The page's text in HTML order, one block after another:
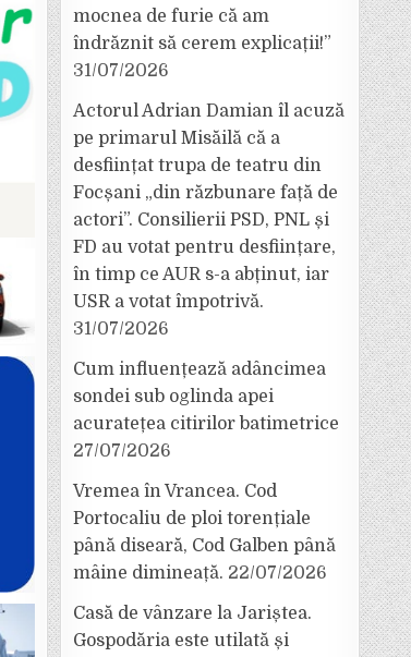
mocnea de furie că am
îndrăznit să cerem explicații!”
31/07/2026
Actorul Adrian Damian îl acuză
pe primarul Misăilă că a
desființat trupa de teatru din
Focșani „din răzbunare față de
actori”. Consilierii PSD, PNL și
FD au votat pentru desființare,
în timp ce AUR s-a abținut, iar
USR a votat împotrivă.
31/07/2026
Cum influențează adâncimea
sondei sub oglinda apei
acuratețea citirilor batimetrice
27/07/2026
Vremea în Vrancea. Cod
Portocaliu de ploi torențiale
până diseară, Cod Galben până
mâine dimineață. 22/07/2026
Casă de vânzare la Jariștea.
Gospodăria este utilată și